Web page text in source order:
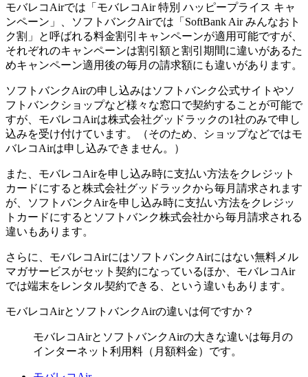
モバレコAirでは「モバレコAir 特別 ハッピープライス キャ
ンペーン」、ソフトバンクAirでは「SoftBank Air みんなおト
ク割」と呼ばれる料金割引キャンペーンが適用可能ですが、
それぞれのキャンペーンは割引額と割引期間に違いがあるた
めキャンペーン適用後の毎月の請求額にも違いがあります。
ソフトバンクAirの申し込みはソフトバンク公式サイトやソ
フトバンクショップなど様々な窓口で契約することが可能で
すが、モバレコAirは株式会社グッドラックの1社のみで申し
込みを受け付けています。（そのため、ショップなどではモ
バレコAirは申し込みできません。）
また、モバレコAirを申し込み時に支払い方法をクレジット
カードにすると株式会社グッドラックから毎月請求されます
が、ソフトバンクAirを申し込み時に支払い方法をクレジッ
トカードにするとソフトバンク株式会社から毎月請求される
違いもあります。
さらに、モバレコAirにはソフトバンクAirにはない無料メル
マガサービスがセット契約になっているほか、モバレコAir
では端末をレンタル契約できる、という違いもあります。
モバレコAirとソフトバンクAirの違いは何ですか？
モバレコAirとソフトバンクAirの大きな違いは毎月の
インターネット利用料（月額料金）です。